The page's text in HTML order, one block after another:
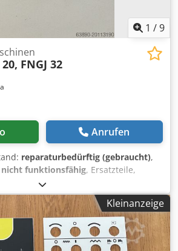
1 /9
FNGJ 32
Anrufen
reparaturbedürftig (gebraucht),
nicht funktionsfähig, Ersatzteile,
von Werkzeugfräsmaschinen aus
später INTOS Zebrak der
FNGJ 20/30/32/40/50, FNGP 40/50
Kleinanzeige